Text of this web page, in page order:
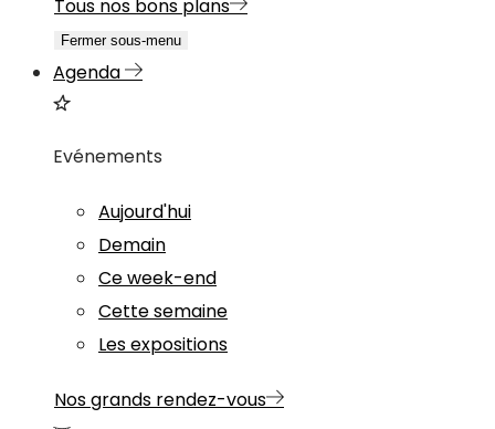
Tous nos bons plans
Fermer sous-menu
Agenda
Evénements
Aujourd'hui
Demain
Ce week-end
Cette semaine
Les expositions
Nos grands rendez-vous